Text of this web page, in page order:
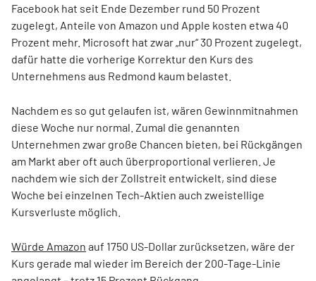
Facebook hat seit Ende Dezember rund 50 Prozent
zugelegt, Anteile von Amazon und Apple kosten etwa 40
Prozent mehr. Microsoft hat zwar „nur“ 30 Prozent zugelegt,
dafür hatte die vorherige Korrektur den Kurs des
Unternehmens aus Redmond kaum belastet.
Nachdem es so gut gelaufen ist, wären Gewinnmitnahmen
diese Woche nur normal. Zumal die genannten
Unternehmen zwar große Chancen bieten, bei Rückgängen
am Markt aber oft auch überproportional verlieren. Je
nachdem wie sich der Zollstreit entwickelt, sind diese
Woche bei einzelnen Tech-Aktien auch zweistellige
Kursverluste möglich.
Würde Amazon auf 1750 US-Dollar zurücksetzen, wäre der
Kurs gerade mal wieder im Bereich der 200-Tage-Linie